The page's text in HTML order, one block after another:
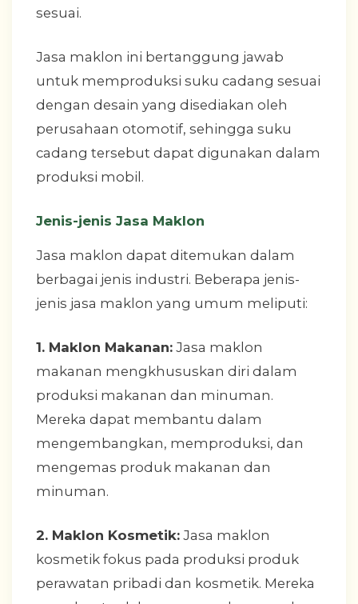
sesuai.
Jasa maklon ini bertanggung jawab
untuk memproduksi suku cadang sesuai
dengan desain yang disediakan oleh
perusahaan otomotif, sehingga suku
cadang tersebut dapat digunakan dalam
produksi mobil.
Jenis-jenis Jasa Maklon
Jasa maklon dapat ditemukan dalam
berbagai jenis industri. Beberapa jenis-
jenis jasa maklon yang umum meliputi:
1. Maklon Makanan: Jasa maklon
makanan mengkhususkan diri dalam
produksi makanan dan minuman.
Mereka dapat membantu dalam
mengembangkan, memproduksi, dan
mengemas produk makanan dan
minuman.
2. Maklon Kosmetik: Jasa maklon
kosmetik fokus pada produksi produk
perawatan pribadi dan kosmetik. Mereka